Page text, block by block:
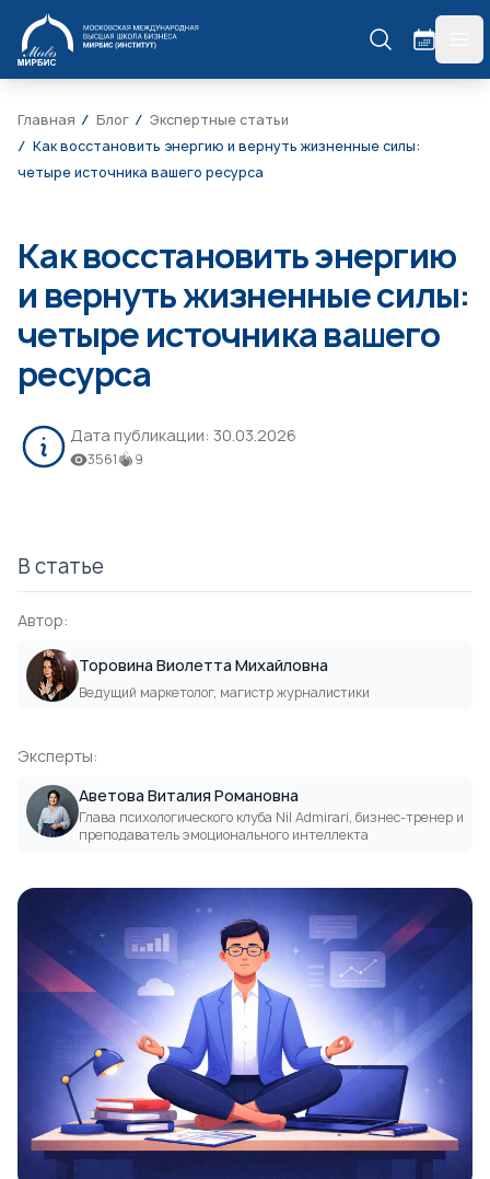
МИРБИС
Главная Блог
Экспертные статьи
Как восстановить энергию и вернуть жизненные силы:
четыре источника вашего ресурса
Как восстановить энергию
и вернуть жизненные силы:
четыре источника вашего
ресурса
Дата публикации: 30.03.2026
3561 9
В статье
Автор:
Торовина Виолетта Михайловна
Ведущий маркетолог, магистр журналистики
Эксперты:
Аветова Виталия Романовна
Глава психологического клуба Nil Admirari, бизнес-тренер и
преподаватель эмоционального интеллекта